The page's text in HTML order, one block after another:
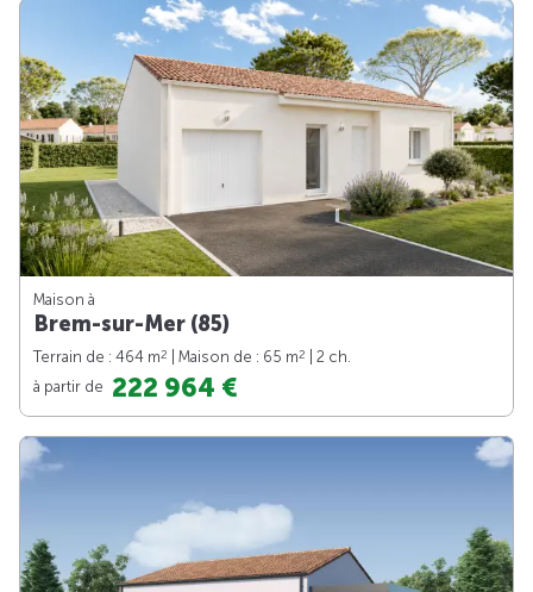
Maison à
Brem-sur-Mer (85)
Terrain de : 464 m2 | Maison de : 65 m2
| 2 ch.
à partir de 222 964 €